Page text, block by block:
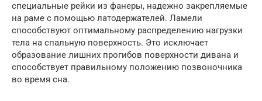
специальные рейки из фанеры, надежно закрепляемые
на раме с помощью латодержателей. Ламели
способствуют оптимальному распределению нагрузки
тела на спальную поверхность. Это исключает
образование лишних прогибов поверхности дивана и
способствует правильному положению позвоночника
во время сна.